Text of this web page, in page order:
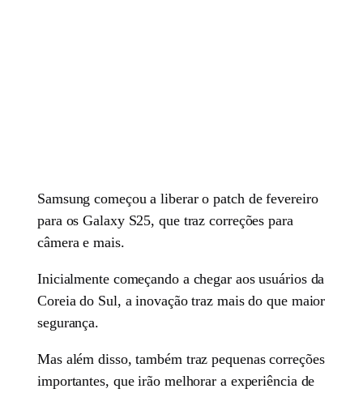
Samsung começou a liberar o patch de fevereiro
para os Galaxy S25, que traz correções para
câmera e mais.
Inicialmente começando a chegar aos usuários da
Coreia do Sul, a inovação traz mais do que maior
segurança.
Mas além disso, também traz pequenas correções
importantes, que irão melhorar a experiência de